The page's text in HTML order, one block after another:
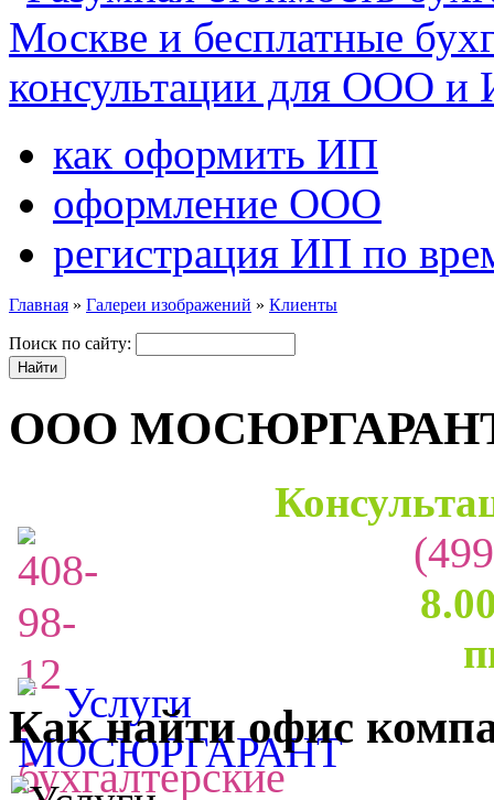
как оформить ИП
оформление ООО
регистрация ИП по
Главная » Галереи изображений » Клиенты
Поиск по сайту:
ООО
Как найти офис